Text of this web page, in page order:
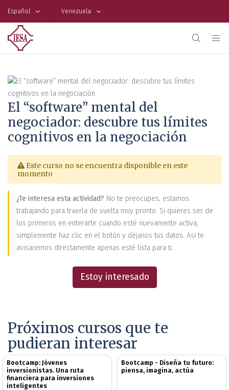
Español Venezuela
El “software” mental del
negociador: descubre tus límites
cognitivos en la negociación
Este curso no se encuentra disponible en este
momento
¿Te interesa esta actividad? No te preocupes, estamos
trabajando para traerla de vuelta muy pronto. Si quieres ser de
los primeros en enterarte cuando esté nuevamente activa,
simplemente haz clic en el botón y déjanos tus datos. Asi te
avisaremos directamente apenas esté lista para ti.
Estoy interesado
Próximos cursos que te
pudieran interesar
Bootcamp: Jóvenes
inversionistas. Una ruta
financiera para inversiones
inteligentes
Bootcamp - Diseña tu futuro:
piensa, imagina, actúa